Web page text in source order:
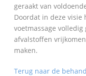
geraakt van
Doordat in deze visie
voetmassage
afvalstoffen
maken.
Terug naar de